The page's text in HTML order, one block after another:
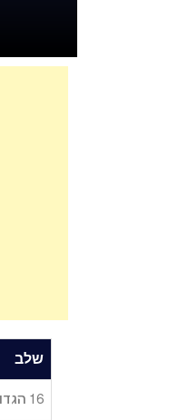
שלב
16 הגדולים